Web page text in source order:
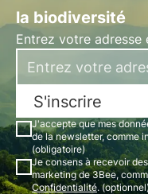
la biodiversité
Entrez votre adresse
S'inscrire
J'accepte que mes
de la newsletter, comme
(obligatoire)
Je consens à recevoir
marketing de 3Bee,
Confidentialité. (optionnel)